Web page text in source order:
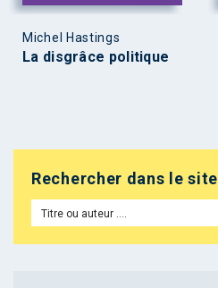
Michel Hastings
La disgrâce politique
Rechercher dans le site